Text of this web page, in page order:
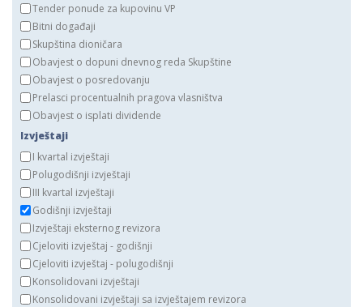
Tender ponude za kupovinu VP
Bitni događaji
Skupština dioničara
Obavjest o dopuni dnevnog reda Skupštine
Obavjest o posredovanju
Prelasci procentualnih pragova vlasništva
Obavjest o isplati dividende
Izvještaji
I kvartal izvještaji
Polugodišnji izvještaji
III kvartal izvještaji
Godišnji izvještaji
Izvještaji eksternog revizora
Cjeloviti izvještaj - godišnji
Cjeloviti izvještaj - polugodišnji
Konsolidovani izvještaji
Konsolidovani izvještaji sa izvještajem revizora